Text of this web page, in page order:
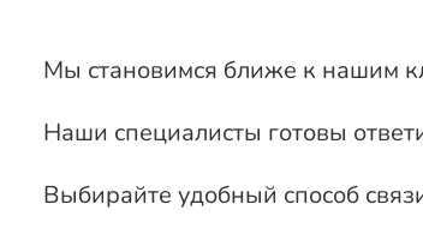
Мы становимся ближе к нашим
Наши специалисты готовы
Выбирайте удобный способ